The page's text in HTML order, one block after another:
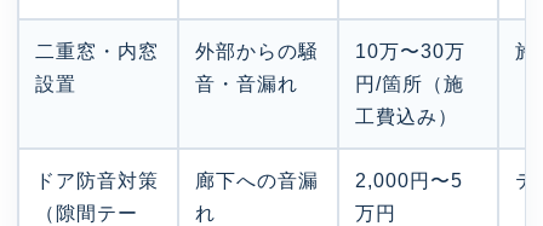
二重窓・内窓
設置
外部からの騒
音・音漏れ
10万〜30万
円/箇所（施
工費込み）
施
ドア防音対策
（隙間テー
廊下への音漏
れ
2,000円〜5
万円
テ